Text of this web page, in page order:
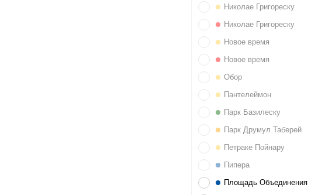
Николае Григореску
Николае Григореску
Новое время
Новое время
Обор
Пантелеймон
Парк Базилеску
Парк Друмул Таберей
Петраке Пойнару
Пипера
Площадь Объединения